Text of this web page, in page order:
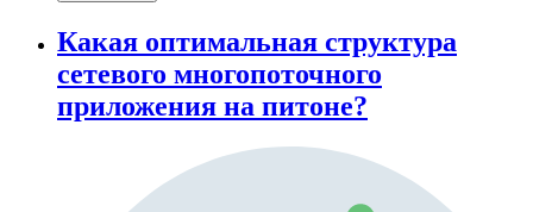
Какая оптимальная структура
сетевого многопоточного
приложения на питоне?